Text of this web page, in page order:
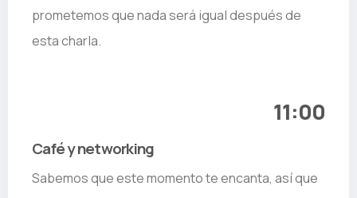
prometemos que nada será igual después de
esta charla.
11:00
Café y networking
Sabemos que este momento te encanta, así que